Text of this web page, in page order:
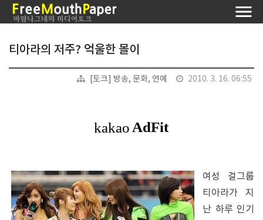
티아라의 저주? 억울한 몰이
[토크] 방송, 문화, 연예 2010. 3. 16. 06:55
여성 걸그룹
티아라가 지
난 하루 인기